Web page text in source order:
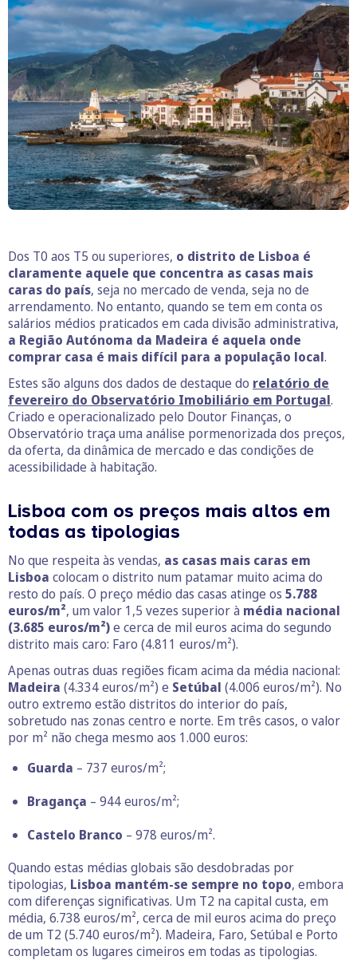
Dos T0 aos T5 ou superiores, o distrito de Lisboa é
claramente aquele que concentra as casas mais
caras do país, seja no mercado de venda, seja no de
arrendamento. No entanto, quando se tem em conta os
salários médios praticados em cada divisão administrativa,
a Região Autónoma da Madeira é aquela onde
comprar casa é mais difícil para a população local.
Estes são alguns dos dados de destaque do relatório de
fevereiro do Observatório Imobiliário em Portugal.
Criado e operacionalizado pelo Doutor Finanças, o
Observatório traça uma análise pormenorizada dos preços,
da oferta, da dinâmica de mercado e das condições de
acessibilidade à habitação.
Lisboa com os preços mais altos em
todas as tipologias
No que respeita às vendas, as casas mais caras em
Lisboa colocam o distrito num patamar muito acima do
resto do país. O preço médio das casas atinge os 5.788
euros/m², um valor 1,5 vezes superior à média nacional
(3.685 euros/m²)e cerca de mil euros acima do segundo
distrito mais caro: Faro (4.811 euros/m²).
Apenas outras duas regiões ficam acima da média nacional:
Madeira (4.334 euros/m²) e Setúbal (4.006 euros/m²). No
outro extremo estão distritos do interior do país,
sobretudo nas zonas centro e norte. Em três casos, o valor
por m² não chega mesmo aos 1.000 euros:
Guarda – 737 euros/m²;
Bragança – 944 euros/m²;
Castelo Branco – 978 euros/m².
Quando estas médias globais são desdobradas por
tipologias, Lisboa mantém-se sempre no topo, embora
com diferenças significativas. Um T2 na capital custa, em
média, 6.738 euros/m², cerca de mil euros acima do preço
de um T2 (5.740 euros/m²). Madeira, Faro, Setúbal e Porto
completam os lugares cimeiros em todas as tipologias.